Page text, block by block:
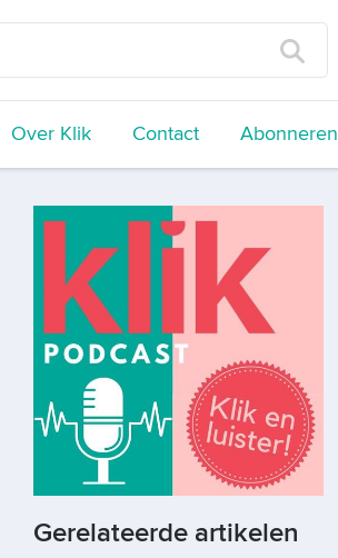
Over Klik Contact Abonneren
Gerelateerde artikelen